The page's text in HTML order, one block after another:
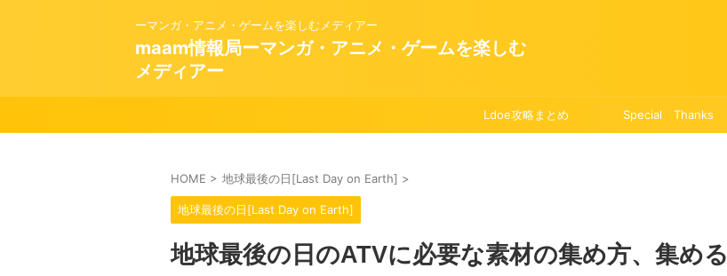
ーマンガ・アニメ・ゲームを楽しむメディアー
maam情報局ーマンガ・アニメ・ゲームを楽しむ
メディアー
Ldoe攻略まとめ Special Thanks
HOME > 地球最後の日[Last Day on Earth] >
地球最後の日[Last Day on Earth]
地球最後の日のATVに必要な素材の集め方、集める